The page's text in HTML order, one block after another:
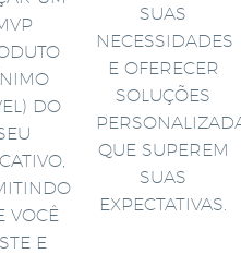
DO
VOCÊ
E
SUAS
NECESSIDADES
E OFERECER
SOLUÇÕES
QUE SUPEREM
SUAS
EXPECTATIVAS.